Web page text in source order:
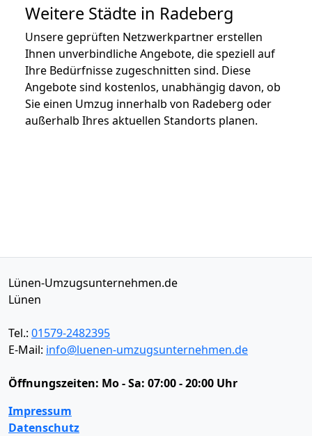
Weitere Städte in Radeberg
Unsere geprüften Netzwerkpartner erstellen
Ihnen unverbindliche Angebote, die speziell auf
Ihre Bedürfnisse zugeschnitten sind. Diese
Angebote sind kostenlos, unabhängig davon, ob
Sie einen Umzug innerhalb von Radeberg oder
außerhalb Ihres aktuellen Standorts planen.
Lünen-Umzugsunternehmen.de
Lünen
Tel.: 01579-2482395
E-Mail: info@luenen-umzugsunternehmen.de
Öffnungszeiten: Mo - Sa: 07:00 - 20:00 Uhr
Impressum
Datenschutz